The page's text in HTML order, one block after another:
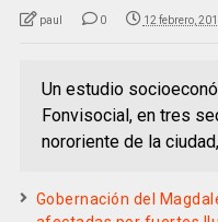
paul 0 12 febrero,
Un estudio
Fonvisocial, en tres
nororiente de la
Gobernación del